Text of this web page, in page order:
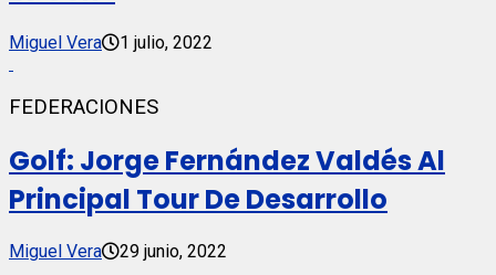
Miguel Vera 1 julio, 2022
FEDERACIONES
Golf: Jorge Fernández Valdés Al
Principal Tour De Desarrollo
Miguel Vera 29 junio, 2022